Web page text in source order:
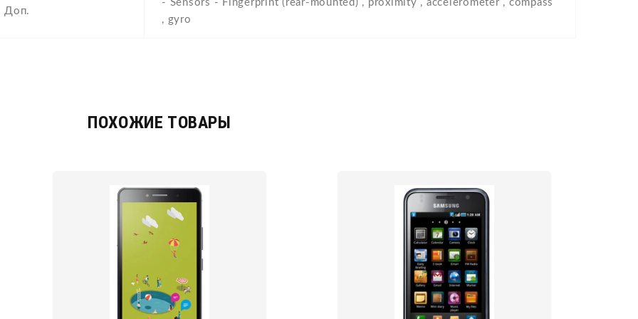
Доп.
- Sensors - Fingerprint (rear-mounted) , proximity , accelerometer , compass
, gyro
ПОХОЖИЕ ТОВАРЫ